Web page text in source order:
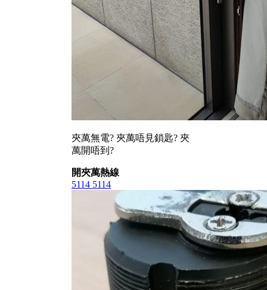
夾萬無電? 夾萬唔見鎖匙? 夾
萬開唔到?
開夾萬熱線
5114 5114